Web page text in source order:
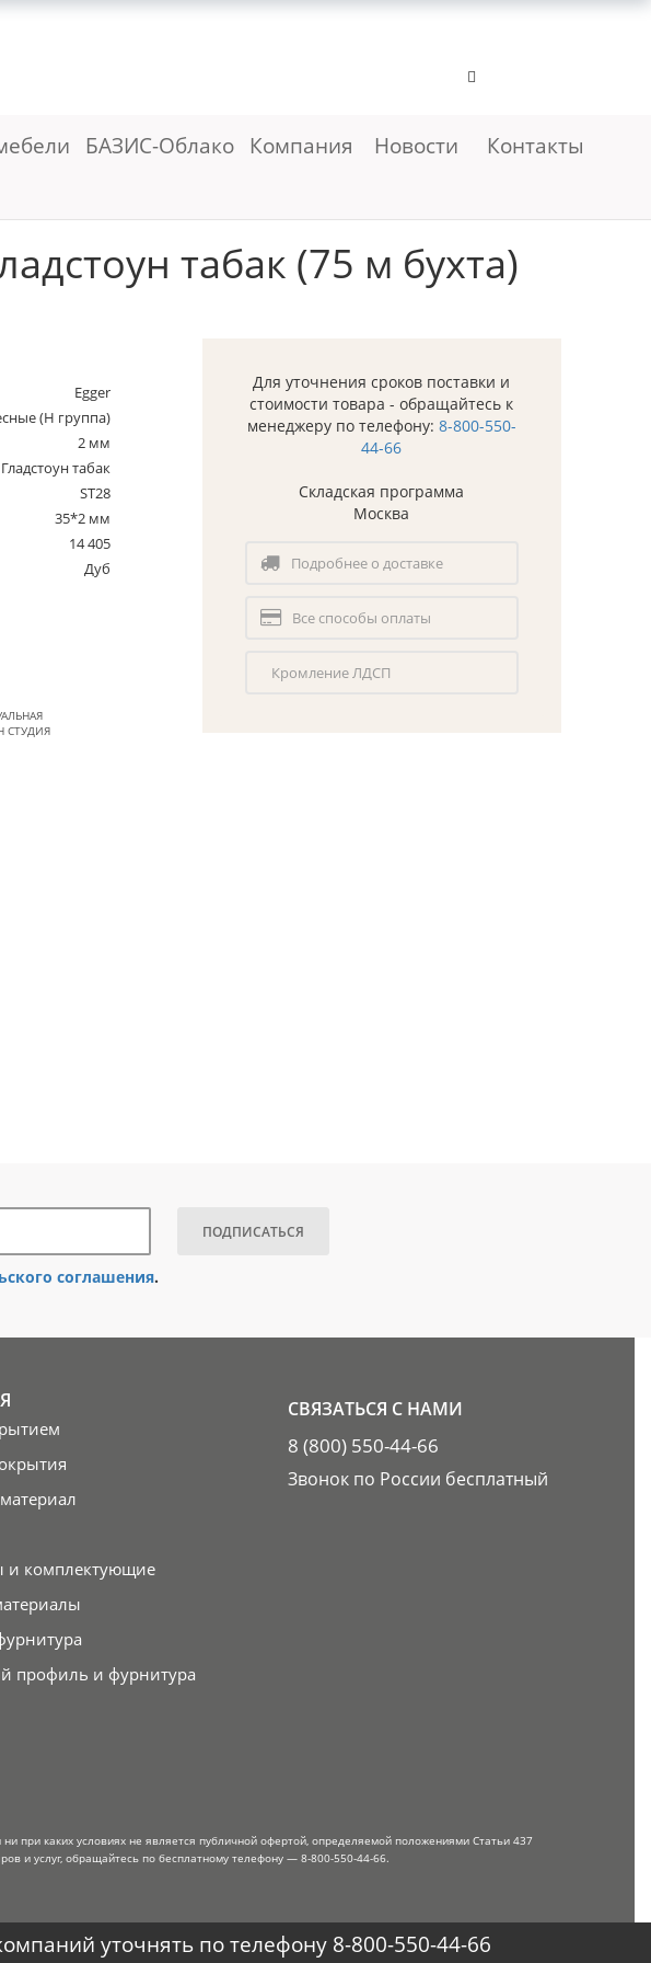
БАЗИС-Облако Компания Новости Контакты
табак (75 м бухта)
Egger
(Н группа)
2 мм
табак
ST28
35*2 мм
14 405
Дуб
СТУДИЯ
Для уточнения сроков поставки и
стоимости товара - обращайтесь к
менеджеру по телефону: 8-800-550-
44-66
Складская программа
Москва
Подробнее о доставке
Все способы оплаты
Кромление ЛДСП
ПОДПИСАТЬСЯ
соглашения.
и комплектующие
профиль и фурнитура
СВЯЗАТЬСЯ С НАМИ
8 (800) 550-44-66
Звонок по России бесплатный
при каких условиях не является публичной офертой, определяемой положениями Статьи 437
и услуг, обращайтесь по бесплатному телефону — 8-800-550-44-66.
уточнять по телефону 8-800-550-44-66